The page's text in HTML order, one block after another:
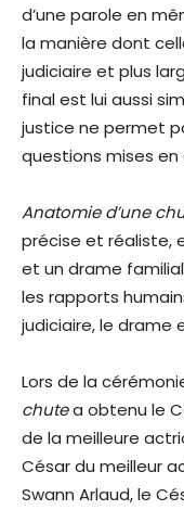
d’une parole en
la manière dont
judiciaire et plus
final est lui aussi
justice ne permet
questions mises en
Anatomie d’une
précise et réaliste,
et un drame
les rapports
judiciaire, le drame
Lors de la
chutea obtenu le
de la meilleure
César du meilleur
Swann Arlaud, le